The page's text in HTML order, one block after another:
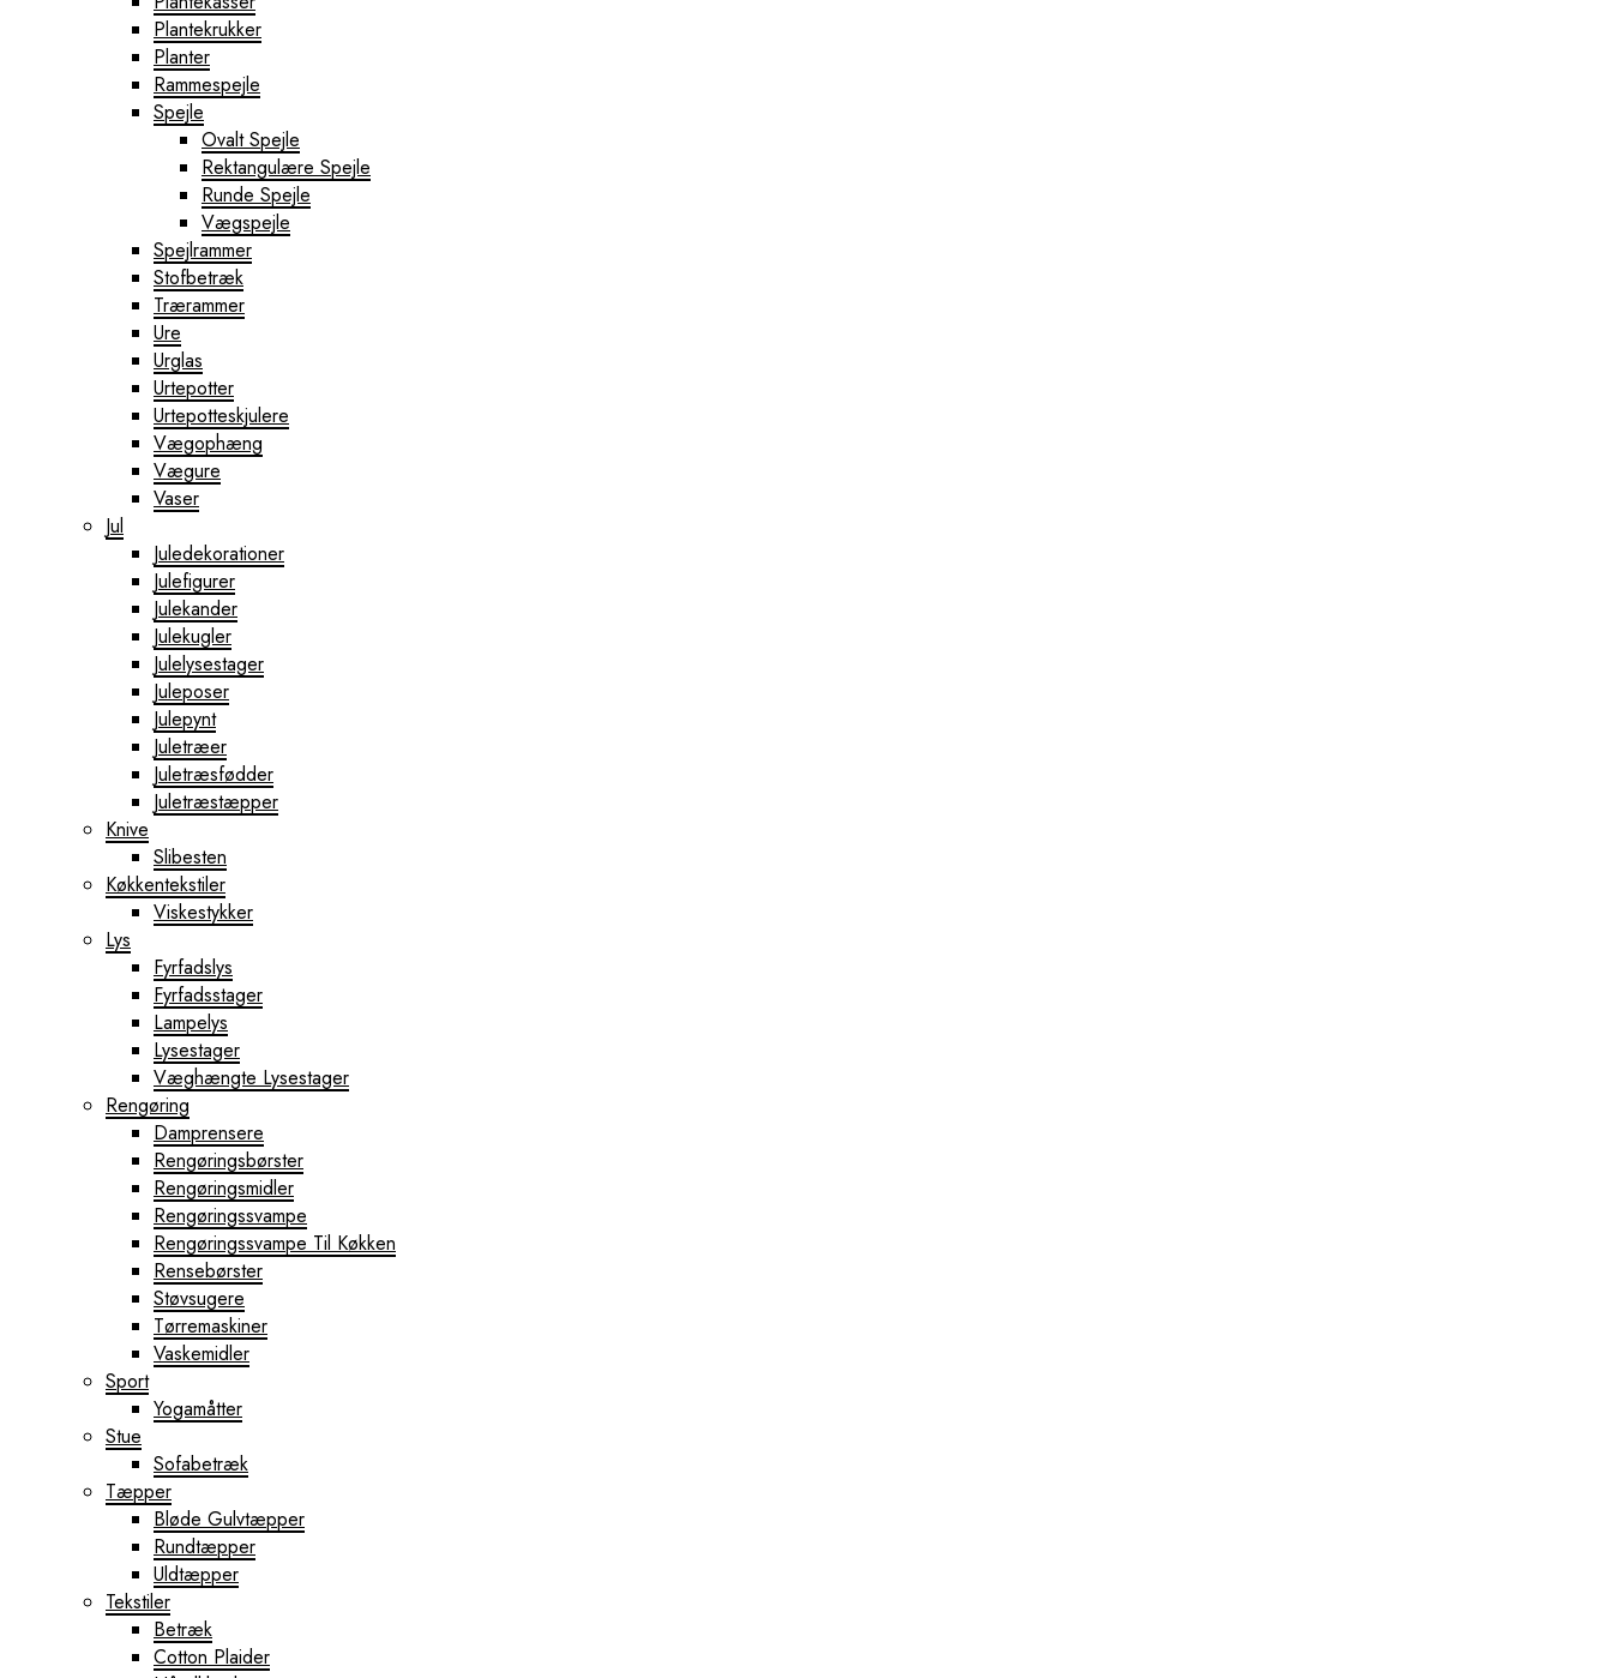
Plantekrukker
Planter
Rammespejle
Spejle
Ovalt Spejle
Rektangulære Spejle
Runde Spejle
Vægspejle
Spejlrammer
Stofbetræk
Trærammer
Ure
Urglas
Urtepotter
Urtepotteskjulere
Vægophæng
Vægure
Vaser
Jul
Juledekorationer
Julefigurer
Julekander
Julekugler
Julelysestager
Juleposer
Julepynt
Juletræer
Juletræsfødder
Juletræstæpper
Knive
Slibesten
Køkkentekstiler
Viskestykker
Lys
Fyrfadslys
Fyrfadsstager
Lampelys
Lysestager
Væghængte Lysestager
Rengøring
Damprensere
Rengøringsbørster
Rengøringsmidler
Rengøringssvampe
Rengøringssvampe Til Køkken
Rensebørster
Støvsugere
Tørremaskiner
Vaskemidler
Sport
Yogamåtter
Stue
Sofabetræk
Tæpper
Bløde Gulvtæpper
Rundtæpper
Uldtæpper
Tekstiler
Betræk
Cotton Plaider